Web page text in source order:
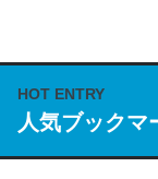
説してる記事が
https://
/064121
─GPTの仕組みと
HOT ENTRY
人気ブックマ